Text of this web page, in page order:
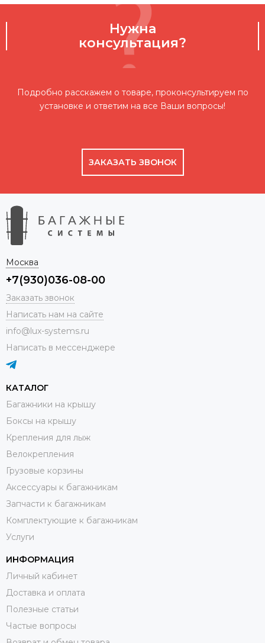
Нужна
консультация?
Подробно расскажем о товаре, проконсультируем по
установке и ответим на все Ваши вопросы!
ЗАКАЗАТЬ ЗВОНОК
Москва
+7(930)036-08-00
Заказать звонок
Написать нам на сайте
info@lux-systems.ru
Написать в мессенджере
КАТАЛОГ
Багажники на крышу
Боксы на крышу
Крепления для лыж
Велокрепления
Грузовые корзины
Аксессуары к багажникам
Запчасти к багажникам
Комплектующие к багажникам
Услуги
ИНФОРМАЦИЯ
Личный кабинет
Доставка и оплата
Полезные статьи
Частые вопросы